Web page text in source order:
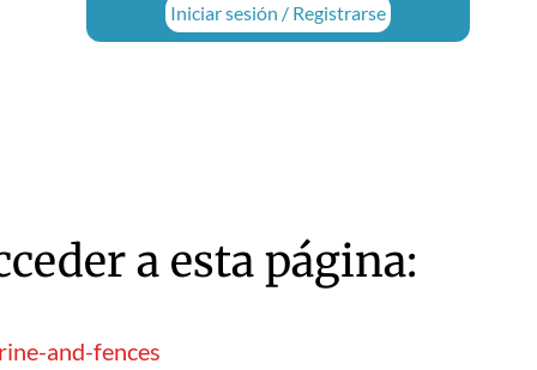
Iniciar sesión / Registrarse
a esta página:
and-fences